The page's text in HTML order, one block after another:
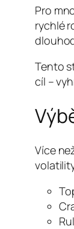
Pro
rychlé
Tento
cíl –
Více